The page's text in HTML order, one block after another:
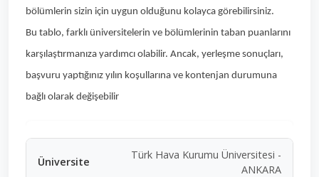
bölümlerin sizin için uygun olduğunu kolayca görebilirsiniz.
Bu tablo, farklı üniversitelerin ve bölümlerinin taban puanlarını
karşılaştırmanıza yardımcı olabilir. Ancak, yerleşme sonuçları,
başvuru yaptığınız yılın koşullarına ve kontenjan durumuna
bağlı olarak değişebilir
Türk Hava Kurumu Üniversitesi -
ANKARA